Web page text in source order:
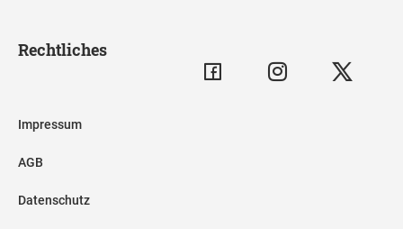
Rechtliches
Impressum
AGB
Datenschutz